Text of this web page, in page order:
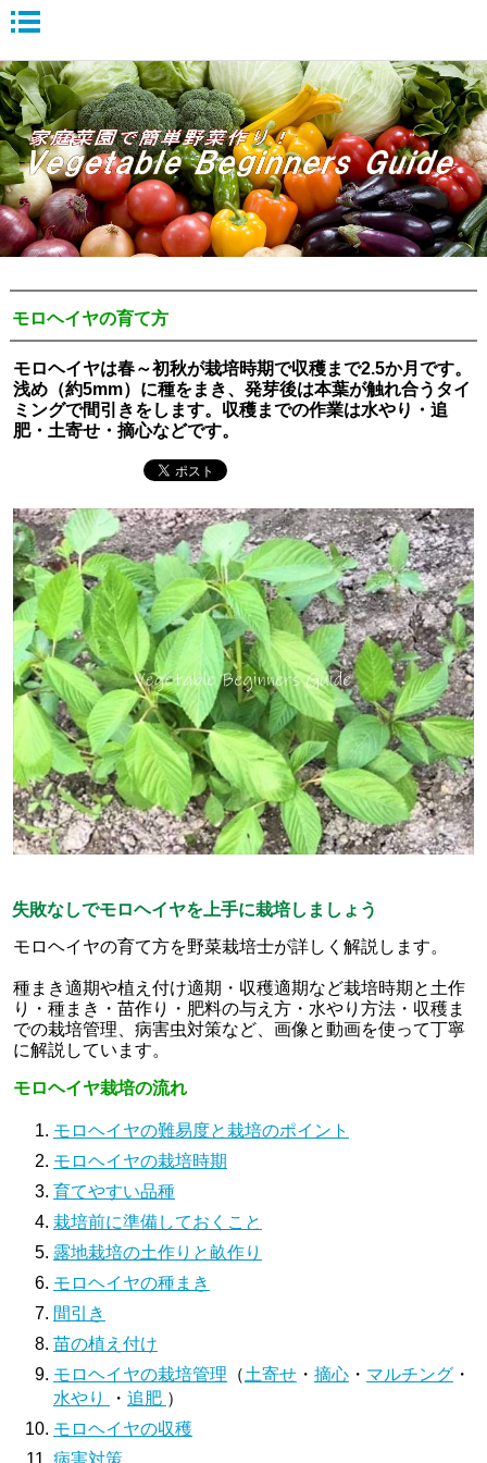
モロヘイヤの育て方
モロヘイヤは春～初秋が栽培時期で収穫まで2.5か月です。
浅め（約5mm）に種をまき、発芽後は本葉が触れ合うタイ
ミングで間引きをします。収穫までの作業は水やり・追
肥・土寄せ・摘心などです。
失敗なしでモロヘイヤを上手に栽培しましょう
モロヘイヤの育て方を野菜栽培士が詳しく解説します。
種まき適期や植え付け適期・収穫適期など栽培時期と土作
り・種まき・苗作り・肥料の与え方・水やり方法・収穫ま
での栽培管理、病害虫対策など、画像と動画を使って丁寧
に解説しています。
モロヘイヤ栽培の流れ
モロヘイヤの難易度と栽培のポイント
モロヘイヤの栽培時期
育てやすい品種
栽培前に準備しておくこと
露地栽培の土作りと畝作り
モロヘイヤの種まき
間引き
苗の植え付け
モロヘイヤの栽培管理 （土寄せ・ 摘心・ マルチング・
水やり
・ 追肥 ）
モロヘイヤの収穫
病害対策